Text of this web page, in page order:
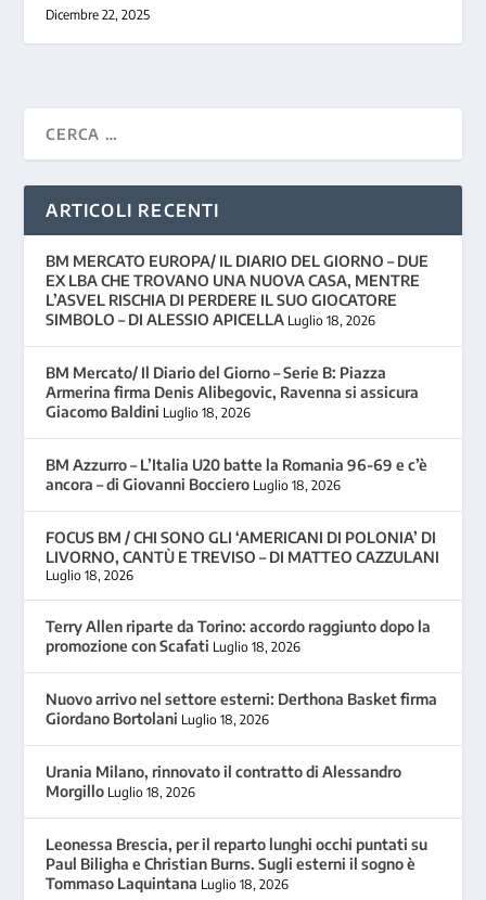
Dicembre 22, 2025
ARTICOLI RECENTI
BM MERCATO EUROPA/ IL DIARIO DEL GIORNO – DUE
EX LBA CHE TROVANO UNA NUOVA CASA, MENTRE
L’ASVEL RISCHIA DI PERDERE IL SUO GIOCATORE
SIMBOLO – DI ALESSIO APICELLA Luglio 18, 2026
BM Mercato/ Il Diario del Giorno – Serie B: Piazza
Armerina firma Denis Alibegovic, Ravenna si assicura
Giacomo Baldini Luglio 18, 2026
BM Azzurro – L’Italia U20 batte la Romania 96-69 e c’è
ancora – di Giovanni Bocciero Luglio 18, 2026
FOCUS BM / CHI SONO GLI ‘AMERICANI DI POLONIA’ DI
LIVORNO, CANTÙ E TREVISO – DI MATTEO CAZZULANI
Luglio 18, 2026
Terry Allen riparte da Torino: accordo raggiunto dopo la
promozione con Scafati Luglio 18, 2026
Nuovo arrivo nel settore esterni: Derthona Basket firma
Giordano Bortolani Luglio 18, 2026
Urania Milano, rinnovato il contratto di Alessandro
Morgillo Luglio 18, 2026
Leonessa Brescia, per il reparto lunghi occhi puntati su
Paul Biligha e Christian Burns. Sugli esterni il sogno è
Tommaso Laquintana Luglio 18, 2026